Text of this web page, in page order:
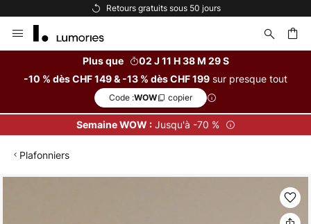
Options de paiement flexibles
Allez
au
Plus que
02 J 11 H 38 M 28 S
-10 % dès CHF 149 & -13 % dès CHF 199 sur presque tout
Code :WOW copier
Semaine WOW :Jusqu'à -70 %
Plafonniers